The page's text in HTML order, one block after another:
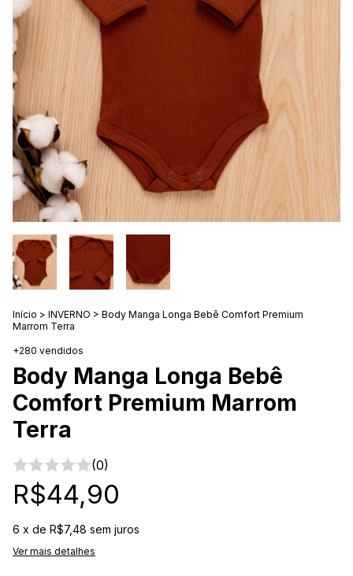
Início > INVERNO > Body Manga Longa Bebê Comfort Premium
Marrom Terra
+280 vendidos
Body Manga Longa Bebê
Comfort Premium Marrom
Terra
(0)
R$44,90
6 x de R$7,48 sem juros
Ver mais detalhes